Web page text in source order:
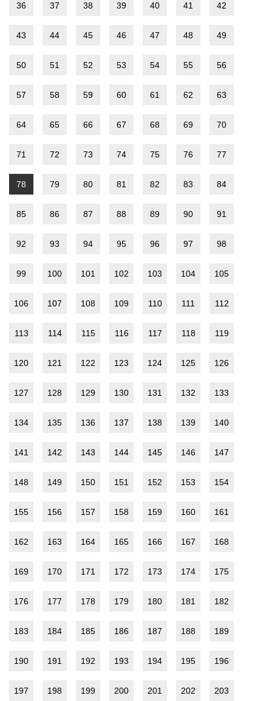
36 37 38 39 40 41 42
43 44 45 46 47 48 49
50 51 52 53 54 55 56
57 58 59 60 61 62 63
64 65 66 67 68 69 70
71 72 73 74 75 76 77
78 79 80 81 82 83 84
85 86 87 88 89 90 91
92 93 94 95 96 97 98
99 100 101 102 103 104 105
106 107 108 109 110 111 112
113 114 115 116 117 118 119
120 121 122 123 124 125 126
127 128 129 130 131 132 133
134 135 136 137 138 139 140
141 142 143 144 145 146 147
148 149 150 151 152 153 154
155 156 157 158 159 160 161
162 163 164 165 166 167 168
169 170 171 172 173 174 175
176 177 178 179 180 181 182
183 184 185 186 187 188 189
190 191 192 193 194 195 196
197 198 199 200 201 202 203